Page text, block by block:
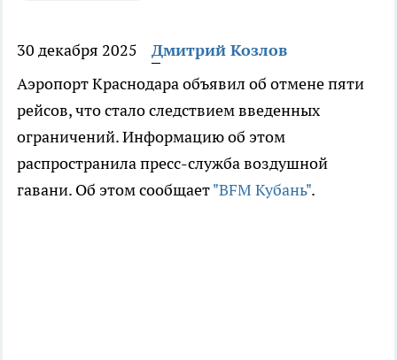
30 декабря 2025
Дмитрий Козлов
Аэропорт Краснодара объявил об отмене пяти
рейсов, что стало следствием введенных
ограничений. Информацию об этом
распространила пресс-служба воздушной
гавани. Об этом сообщает"BFM Кубань".